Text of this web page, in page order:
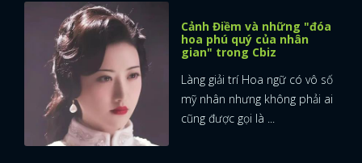
Cảnh Điềm và những "đóa
hoa phú quý của nhân
gian" trong Cbiz
Làng giải trí Hoa ngữ có vô số
mỹ nhân nhưng không phải ai
cũng được gọi là ...